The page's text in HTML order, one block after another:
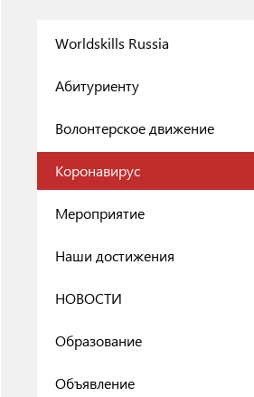
Worldskills Russia
Абитуриенту
Волонтерское движение
Коронавирус
Мероприятие
Наши достижения
НОВОСТИ
Образование
Объявление